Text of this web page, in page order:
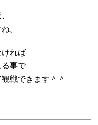
。
ければ
る事で
戦できます＾＾